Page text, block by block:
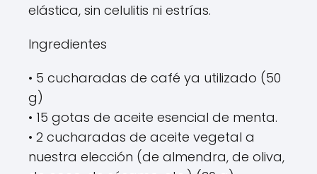
elástica, sin celulitis ni estrías.
Ingredientes
• 5 cucharadas de café ya utilizado (50
g)
• 15 gotas de aceite esencial de menta.
• 2 cucharadas de aceite vegetal a
nuestra elección (de almendra, de oliva,